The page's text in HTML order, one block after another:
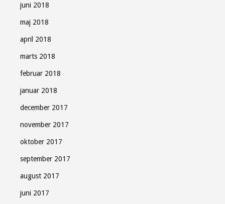
juni 2018
maj 2018
april 2018
marts 2018
februar 2018
januar 2018
december 2017
november 2017
oktober 2017
september 2017
august 2017
juni 2017